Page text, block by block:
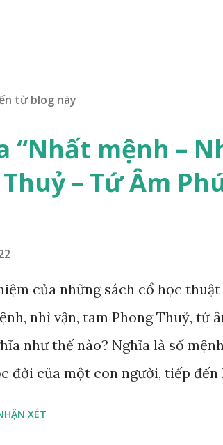
từ blog này
“Nhất mệnh –
– Tứ Âm
của những sách cổ học
nhì vận, tam Phong Thuỷ, tứ
như thế nào? Nghĩa là số
đời của một con người, tiếp đến
XÉT